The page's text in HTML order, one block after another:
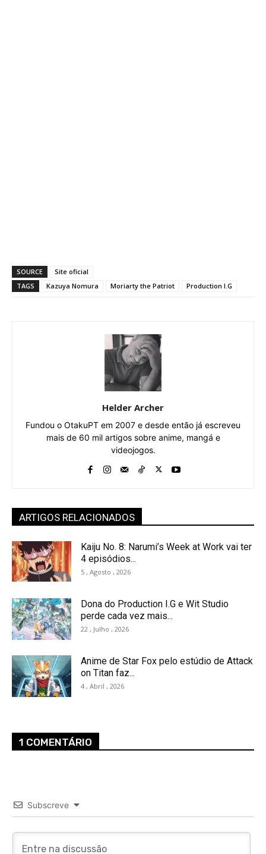
SOURCE
Site oficial
TAGS
Kazuya Nomura Moriarty the Patriot Production I.G
Helder Archer
Fundou o OtakuPT em 2007 e desde então já escreveu
mais de 60 mil artigos sobre anime, mangá e
videojogos.
ARTIGOS RELACIONADOS
Kaiju No. 8: Narumi’s Week at Work vai ter
4 episódios...
5 , Agosto , 2026
Dona do Production I.G e Wit Studio
perde cada vez mais...
22 , Julho , 2026
Anime de Star Fox pelo estúdio de Attack
on Titan faz...
4 , Abril , 2026
1 COMENTÁRIO
Subscreve